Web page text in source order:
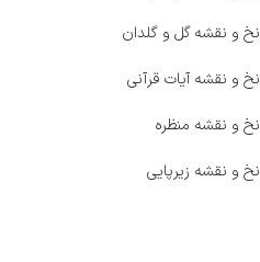
نخ و نقشه گل و گلدان
نخ و نقشه آیات قرآنی
نخ و نقشه منظره
نخ و نقشه زیرپایی